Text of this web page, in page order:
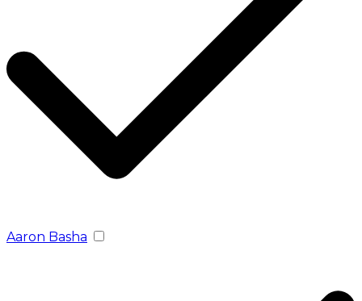
Aaron Basha